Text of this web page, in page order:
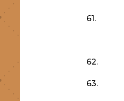
61.
62.
63.